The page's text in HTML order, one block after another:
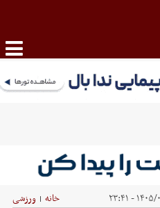
- ۲۳:۴۱ خانه | ورزشی